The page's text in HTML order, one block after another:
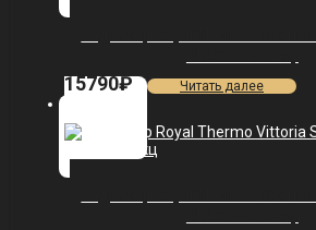
15790₽ Читать далее